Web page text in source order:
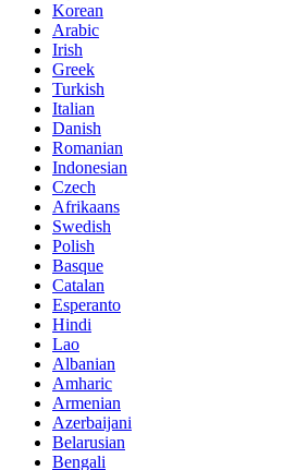
Korean
Arabic
Irish
Greek
Turkish
Italian
Danish
Romanian
Indonesian
Czech
Afrikaans
Swedish
Polish
Basque
Catalan
Esperanto
Hindi
Lao
Albanian
Amharic
Armenian
Azerbaijani
Belarusian
Bengali